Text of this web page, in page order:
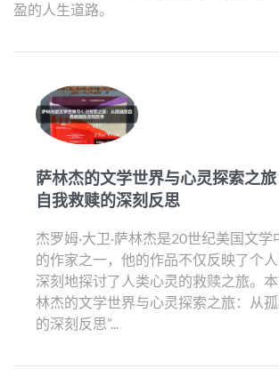
盈的人生道路。
萨林杰的文学世界与心灵探索之旅
自我救赎的深刻反思
杰罗姆·大卫·萨林杰是20世纪美国文
的作家之一，他的作品不仅反映了个
深刻地探讨了人类心灵的救赎之旅。
林杰的文学世界与心灵探索之旅：从
的深刻反思”...